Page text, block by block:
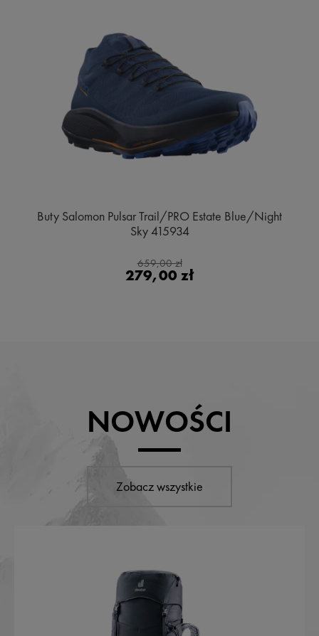
Buty Salomon Pulsar Trail/PRO Estate Blue/Night
Sky 415934
659,00 zł
279,00 zł
NOWOŚCI
Zobacz wszystkie